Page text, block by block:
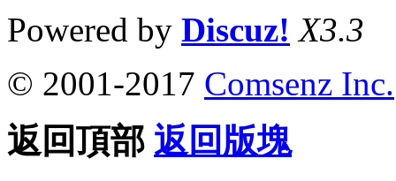
Powered by Discuz! X3.3
© 2001-2017 Comsenz Inc.
返回頂部 返回版塊